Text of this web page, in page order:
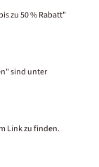
zu 50 % Rabatt"
sind unter
Link zu finden.